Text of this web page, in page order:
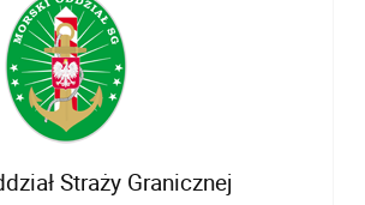
Straży Granicznej